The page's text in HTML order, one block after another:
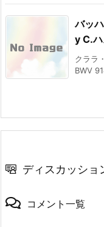
バッ
y C.
クララ
BWV
ディスカッショ
コメント一覧